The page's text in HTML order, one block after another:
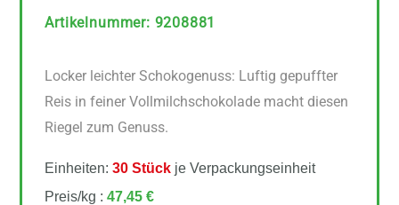
Artikelnummer: 9208881
Locker leichter Schokogenuss: Luftig gepuffter
Reis in feiner Vollmilchschokolade macht diesen
Riegel zum Genuss.
Einheiten:30 Stück je Verpackungseinheit
Preis/kg :47,45 €